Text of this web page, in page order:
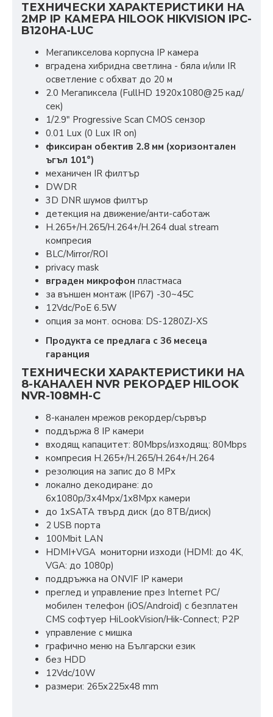
ТЕХНИЧЕСКИ ХАРАКТЕРИСТИКИ НА
2MP IP КАМЕРА HILOOK HIKVISION IPC-
B120HA-LUC
Мегапикселова корпусна IP камера
вградена хибридна светлина - бяла и/или IR
осветление с обхват до 20 м
2.0 Мегапиксела (FullHD 1920x1080@25 кад/
сек)
1/2.9" Progressive Scan CMOS сензор
0.01 Lux (0 Lux IR on)
фиксиран обектив 2.8 мм (хоризонтален
ъгъл 101°)
механичен IR филтър
DWDR
3D DNR шумов филтър
детекция на движение/анти-саботаж
H.265+/H.265/H.264+/H.264 dual stream
компресия
BLC/Mirror/ROI
privacy mask
вграден микрофон пластмаса
за външен монтаж (IP67) -30~45C
12Vdc/PoE 6.5W
опция за монт. основа: DS-1280ZJ-XS
Продукта се предлага с 36 месеца
гаранция
ТЕХНИЧЕСКИ ХАРАКТЕРИСТИКИ НА
8-КАНАЛЕН NVR РЕКОРДЕР HILOOK
NVR-108MH-C
8-канален мрежов рекордер/сървър
поддържа 8 IP камери
входящ капацитет: 80Mbps/изходящ: 80Mbps
компресия H.265+/H.265/H.264+/H.264
резолюция на запис до 8 MPx
локално декодиране: до
6x1080p/3x4Mpx/1x8Mpx камери
до 1хSATA твърд диск (до 8ТВ/диск)
2 USB порта
100Mbit LAN
HDMI+VGA мониторни изходи (HDMI: до 4K,
VGA: до 1080р)
поддръжка на ONVIF IP камери
преглед и управление през Internet PC/
мобилен телефон (iOS/Android) с безплатен
CMS софтуер HiLookVision/Hik-Connect; P2P
управлeние с мишка
графично меню на Български език
без HDD
12Vdc/10W
размери: 265х225х48 mm